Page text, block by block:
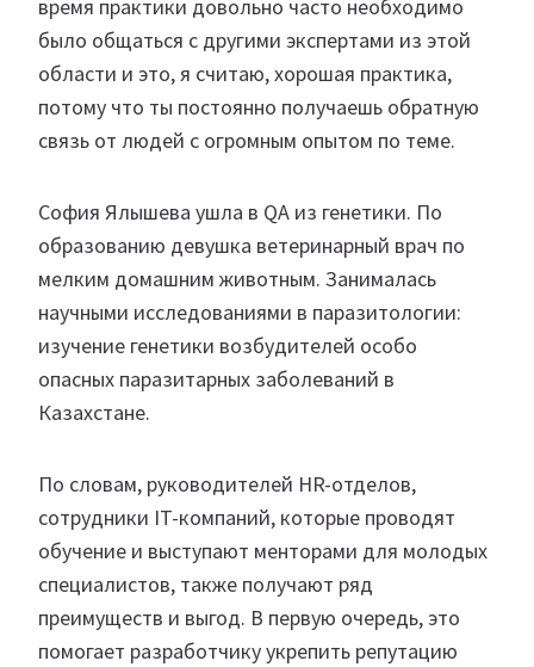
время практики довольно часто необходимо
было общаться с другими экспертами из этой
области и это, я считаю, хорошая практика,
потому что ты постоянно получаешь обратную
связь от людей с огромным опытом по теме.
София Ялышева ушла в QA из генетики. По
образованию девушка ветеринарный врач по
мелким домашним животным. Занималась
научными исследованиями в паразитологии:
изучение генетики возбудителей особо
опасных паразитарных заболеваний в
Казахстане.
По словам, руководителей HR-отделов,
сотрудники IT-компаний, которые проводят
обучение и выступают менторами для молодых
специалистов, также получают ряд
преимуществ и выгод. В первую очередь, это
помогает разработчику укрепить репутацию